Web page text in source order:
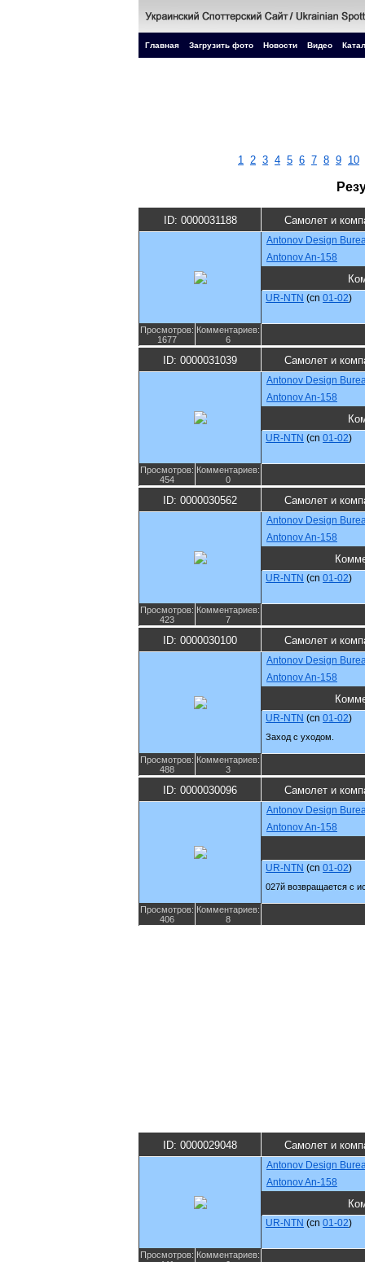
Главная Загрузить фото Новости Видео
1 2 3 4 5 6 7 8 9 10
ID: 0000031188 Самолет и
Antonov Design
Antonov An-158
UR-NTN (cn 01-02)
Просмотров:
1677
Комментариев:
6
ID: 0000031039 Самолет и
Antonov Design
Antonov An-158
UR-NTN (cn 01-02)
Просмотров:
454
Комментариев:
0
ID: 0000030562 Самолет и
Antonov Design
Antonov An-158
UR-NTN (cn 01-02)
Просмотров:
423
Комментариев:
7
ID: 0000030100 Самолет и
Antonov Design
Antonov An-158
UR-NTN (cn 01-02)
Заход с уходом.
Просмотров:
488
Комментариев:
3
ID: 0000030096 Самолет и
Antonov Design
Antonov An-158
UR-NTN (cn 01-02)
027й возвращается с
Просмотров:
406
Комментариев:
8
ID: 0000029048 Самолет и
Antonov Design
Antonov An-158
UR-NTN (cn 01-02)
Просмотров: Комментариев: